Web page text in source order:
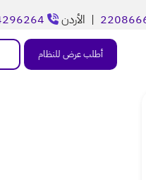
| الأردن
أطلب عرض للنظام